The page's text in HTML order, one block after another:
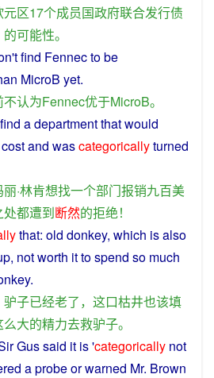
元区17个成员国政府联合发行债
的可能性。
find Fennec to be
MicroB yet.
不认为Fennec优于MicroB。
find adepartmentthat would
costand wascategoricallyturned
·林肯想找一个部门报销九百美
处都遭到断然的拒绝！
that: old donkey, which isalso
, notworth ittospend so much
.
驴子已经老了， 这口枯井也该填
么大的精力去救驴子。
Gussaid it is 'categorically not
aprobeorwarned Mr. Brown